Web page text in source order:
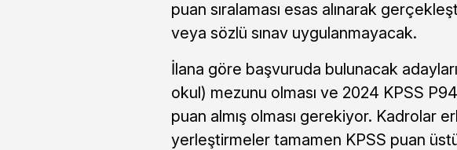
puan sıralaması esas alınarak
veya sözlü sınav uygulanmayacak.
İlana göre başvuruda bulunacak
okul) mezunu olması ve 2024 KPSS
puan almış olması gerekiyor. Kadrolar
yerleştirmeler tamamen KPSS puan